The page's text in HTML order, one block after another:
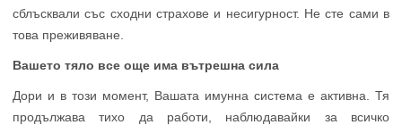
сблъсквали със сходни страхове и несигурност. Не сте сами в
това преживяване.
Вашето тяло все още има вътрешна сила
Дори и в този момент, Вашата имунна система е активна. Тя
продължава тихо да работи, наблюдавайки за всичко